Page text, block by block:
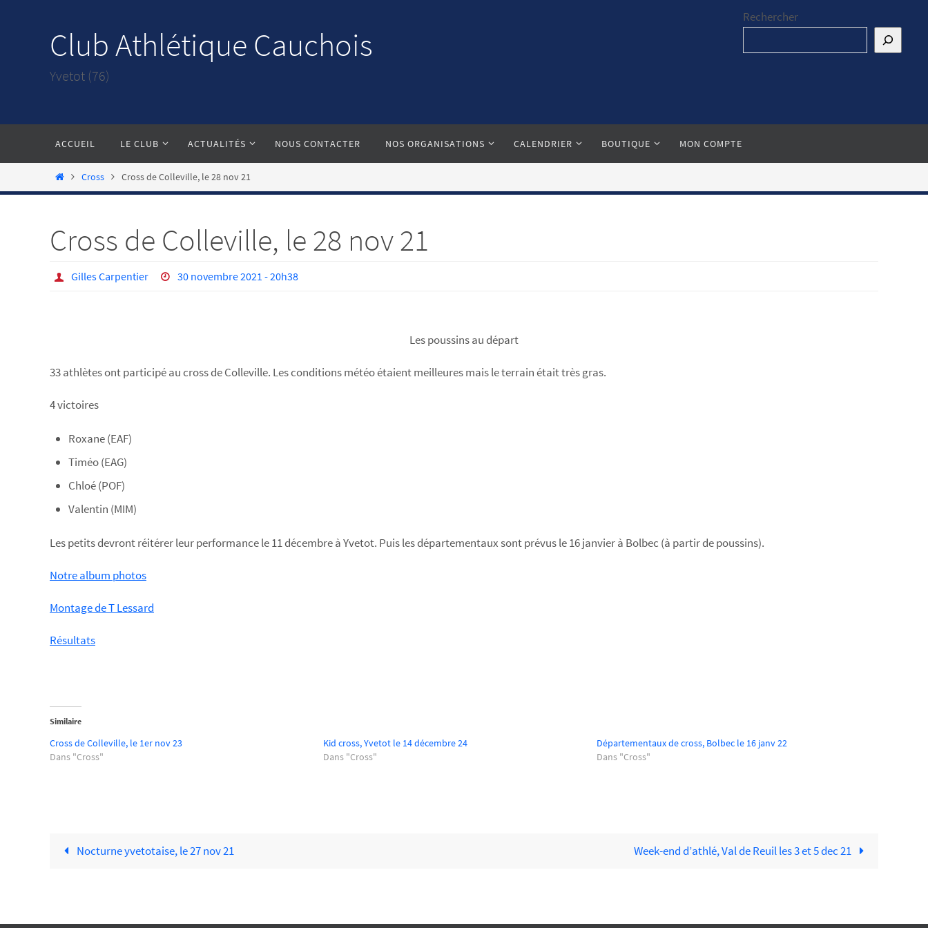
Club Athlétique Cauchois
Yvetot (76)
Rechercher
le
ACCUEIL LE CLUB ACTUALITÉS NOUS CONTACTER NOS ORGANISATIONS CALENDRIER BOUTIQUE MON COMPTE
HomeCross Cross de Colleville, le 28 nov 21
Cross de Colleville, le 28 nov 21
Gilles Carpentier 30 novembre 2021 - 20h38
Les poussins au départ
33 athlètes ont participé au cross de Colleville. Les conditions météo étaient meilleures mais le terrain était très gras.
4 victoires
Roxane (EAF)
Timéo (EAG)
Chloé (POF)
Valentin (MIM)
Les petits devront réitérer leur performance le 11 décembre à Yvetot. Puis les départementaux sont prévus le 16 janvier à Bolbec (à partir de poussins).
Notre album photos
Montage de T Lessard
Résultats
Similaire
Cross de Colleville, le 1er nov 23
Dans "Cross"
Kid cross, Yvetot le 14 décembre 24
Dans "Cross"
Départementaux de cross, Bolbec le 16 janv 22
Dans "Cross"
Nocturne yvetotaise, le 27 nov 21 Week-end d’athlé, Val de Reuil les 3 et 5 dec 21